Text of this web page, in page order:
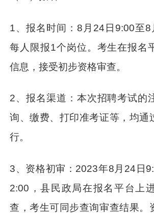
1、报名时间：8月24日9:00至8
每人限报1个岗位。考生在报名
信息，接受初步资格审查。
2、报名渠道：本次招聘考试的
询、缴费、打印准考证等，均通
行。
3、资格初审：2023年8月24日
2:00，县民政局在报名平台上
查，考生可同步查询审查结果。